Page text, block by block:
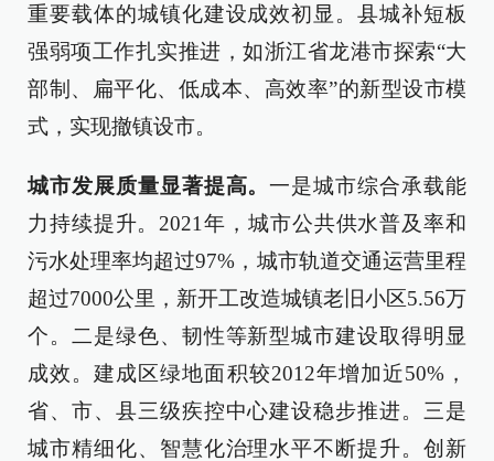
重要载体的城镇化建设成效初显。县城补短板
强弱项工作扎实推进，如浙江省龙港市探索“大
部制、扁平化、低成本、高效率”的新型设市模
式，实现撤镇设市。
城市发展质量显著提高。一是城市综合承载能
力持续提升。2021年，城市公共供水普及率和
污水处理率均超过97%，城市轨道交通运营里程
超过7000公里，新开工改造城镇老旧小区5.56万
个。二是绿色、韧性等新型城市建设取得明显
成效。建成区绿地面积较2012年增加近50%，
省、市、县三级疾控中心建设稳步推进。三是
城市精细化、智慧化治理水平不断提升。创新